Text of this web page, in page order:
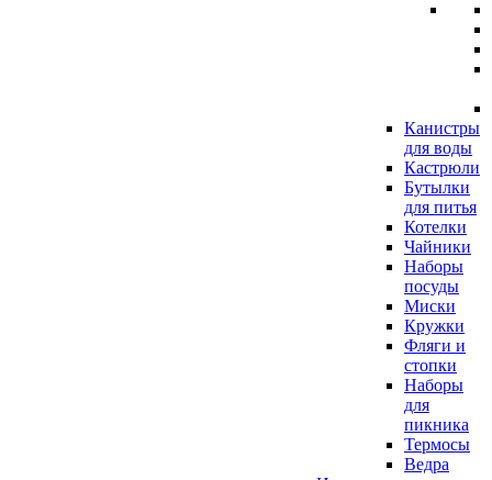
Канистры
для воды
Кастрюли
Бутылки
для питья
Котелки
Чайники
Наборы
посуды
Миски
Кружки
Фляги и
стопки
Наборы
для
пикника
Термосы
Ведра